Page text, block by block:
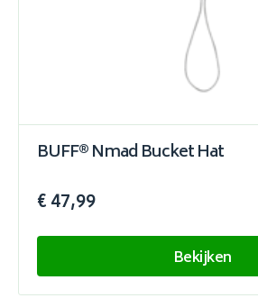
BUFF® Nmad Bucket Hat
€ 47,99
Bekijken